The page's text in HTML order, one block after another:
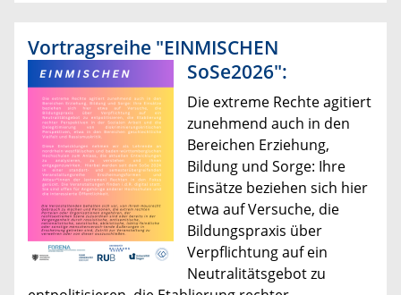
Vortragsreihe "EINMISCHEN
SoSe2026":
Die extreme Rechte agitiert
zunehmend auch in den
Bereichen Erziehung,
Bildung und Sorge: Ihre
Einsätze beziehen sich hier
etwa auf Versuche, die
Bildungspraxis über
Verpflichtung auf ein
Neutralitätsgebot zu